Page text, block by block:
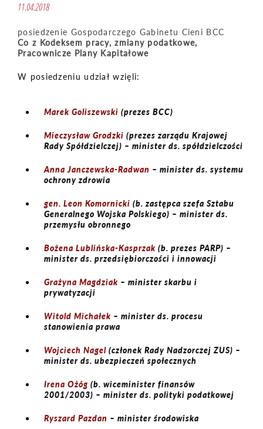
11.04.2018
posiedzenie Gospodarczego Gabinetu Cieni BCC
Co z Kodeksem pracy, zmiany podatkowe,
Pracownicze Plany Kapitałowe
W posiedzeniu udział wzięli:
Marek Goliszewski (prezes BCC)
Mieczysław Grodzki (prezes zarządu Krajowej
Rady Spółdzielczej) – minister ds. spółdzielczości
Anna Janczewska-Radwan – minister ds. systemu
ochrony zdrowia
gen. Leon Komornicki (b. zastępca szefa Sztabu
Generalnego Wojska Polskiego) – minister ds.
przemysłu obronnego
Bożena Lublińska-Kasprzak (b. prezes PARP) –
minister ds. przedsiębiorczości i innowacji
Grażyna Magdziak – minister skarbu i
prywatyzacji
Witold Michałek – minister ds. procesu
stanowienia prawa
Wojciech Nagel (członek Rady Nadzorczej ZUS) –
minister ds. ubezpieczeń społecznych
Irena Ożóg (b. wiceminister finansów
2001/2003) – minister ds. polityki podatkowej
Ryszard Pazdan – minister środowiska